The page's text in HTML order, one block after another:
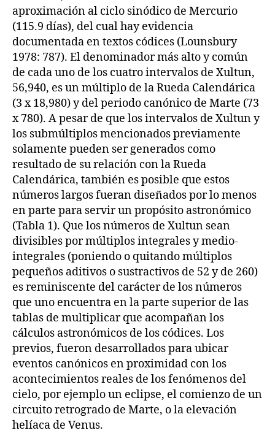
aproximación al ciclo sinódico de Mercurio
(115.9 días), del cual hay evidencia
documentada en textos códices (Lounsbury
1978: 787). El denominador más alto y común
de cada uno de los cuatro intervalos de Xultun,
56,940, es un múltiplo de la Rueda Calendárica
(3 x 18,980) y del periodo canónico de Marte (73
x 780). A pesar de que los intervalos de Xultun y
los submúltiplos mencionados previamente
solamente pueden ser generados como
resultado de su relación con la Rueda
Calendárica, también es posible que estos
números largos fueran diseñados por lo menos
en parte para servir un propósito astronómico
(Tabla 1). Que los números de Xultun sean
divisibles por múltiplos integrales y medio-
integrales (poniendo o quitando múltiplos
pequeños aditivos o sustractivos de 52 y de 260)
es reminiscente del carácter de los números
que uno encuentra en la parte superior de las
tablas de multiplicar que acompañan los
cálculos astronómicos de los códices. Los
previos, fueron desarrollados para ubicar
eventos canónicos en proximidad con los
acontecimientos reales de los fenómenos del
cielo, por ejemplo un eclipse, el comienzo de un
circuito retrogrado de Marte, o la elevación
helíaca de Venus.